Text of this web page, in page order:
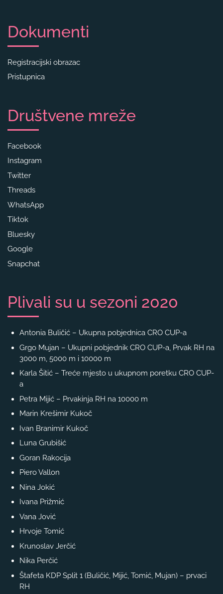
Dokumenti
Registracijski obrazac
Pristupnica
Društvene mreže
Facebook
Instagram
Twitter
Threads
WhatsApp
Tiktok
Bluesky
Google
Snapchat
Plivali su u sezoni 2020
Antonia Buličić – Ukupna pobjednica CRO CUP-a
Grgo Mujan – Ukupni pobjednik CRO CUP-a, Prvak RH na
3000 m, 5000 m i 10000 m
Karla Šitić – Treće mjesto u ukupnom poretku CRO CUP-
a
Petra Mijić – Prvakinja RH na 10000 m
Marin Krešimir Kukoč
Ivan Branimir Kukoč
Luna Grubišić
Goran Rakocija
Piero Vallon
Nina Jokić
Ivana Prižmić
Vana Jović
Hrvoje Tomić
Krunoslav Jerčić
Nika Perčić
Štafeta KDP Split 1 (Buličić, Mijić, Tomić, Mujan) – prvaci
RH